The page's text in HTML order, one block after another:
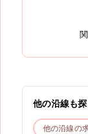
他の沿線も
他の沿線の